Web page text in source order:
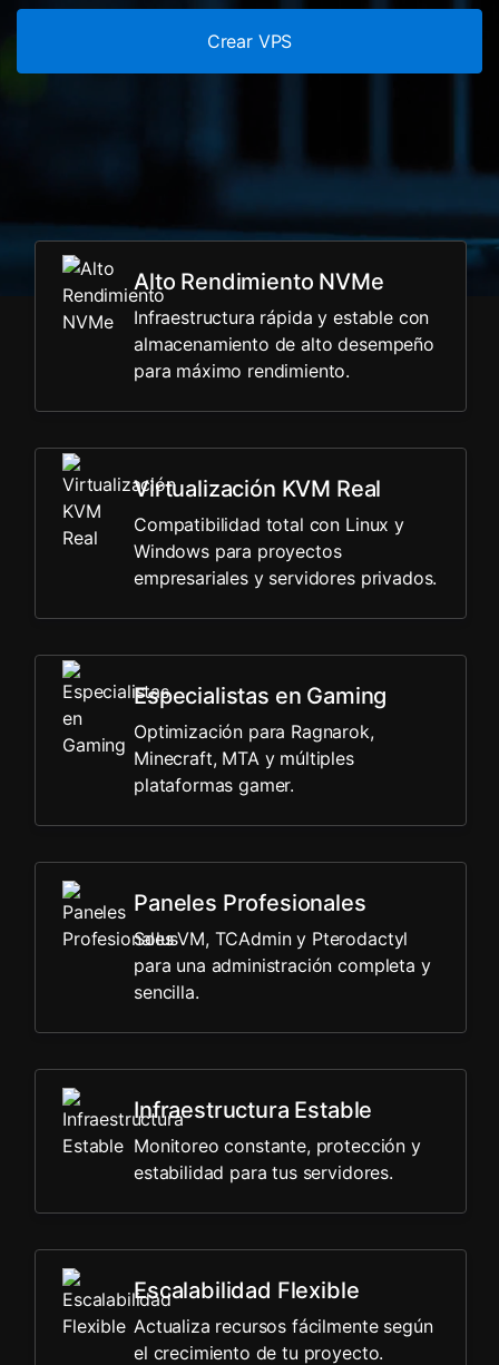
Crear VPS
Alto Rendimiento NVMe
Infraestructura rápida y estable con
almacenamiento de alto desempeño
para máximo rendimiento.
Virtualización KVM Real
Compatibilidad total con Linux y
Windows para proyectos
empresariales y servidores privados.
Especialistas en Gaming
Optimización para Ragnarok,
Minecraft, MTA y múltiples
plataformas gamer.
Paneles Profesionales
SolusVM, TCAdmin y Pterodactyl
para una administración completa y
sencilla.
Infraestructura Estable
Monitoreo constante, protección y
estabilidad para tus servidores.
Escalabilidad Flexible
Actualiza recursos fácilmente según
el crecimiento de tu proyecto.